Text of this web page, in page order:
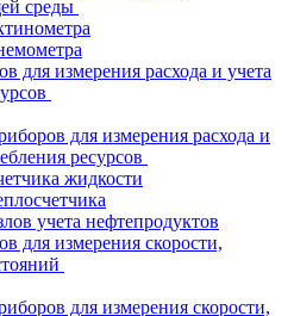
среды
для измерения расхода и учета
для измерения расхода и
ресурсов
жидкости
учета нефтепродуктов
для измерения скорости,
для измерения скорости,